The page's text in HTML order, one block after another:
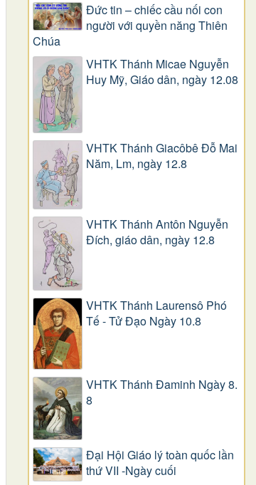
Đức tin – chiếc cầu nối con
người với quyền năng Thiên
Chúa
VHTK Thánh Micae Nguyễn
Huy Mỹ, Giáo dân, ngày 12.08
VHTK Thánh Giacôbê Ðỗ Mai
Năm, Lm, ngày 12.8
VHTK Thánh Antôn Nguyễn
Ðích, giáo dân, ngày 12.8
VHTK Thánh Laurensô Phó
Tế - Tử Đạo Ngày 10.8
VHTK Thánh Đaminh Ngày 8.
8
Đại Hội Giáo lý toàn quốc lần
thứ VII -Ngày cuối